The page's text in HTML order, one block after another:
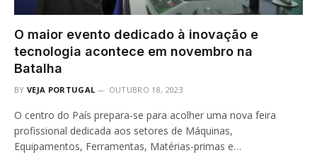
O maior evento dedicado à inovação e
tecnologia acontece em novembro na
Batalha
BY VEJA PORTUGAL OUTUBRO 18, 2023
O centro do País prepara-se para acolher uma nova feira
profissional dedicada aos setores de Máquinas,
Equipamentos, Ferramentas, Matérias-primas e…